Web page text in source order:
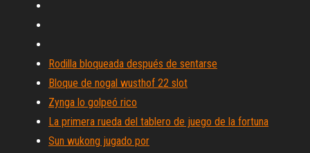
Rodilla bloqueada después de sentarse
Bloque de nogal wusthof 22 slot
Zynga lo golpeó rico
La primera rueda del tablero de juego de la fortuna
Sun wukong jugado por